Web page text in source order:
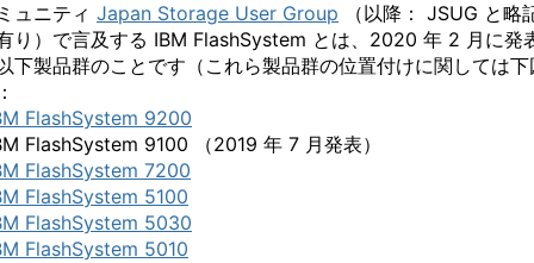
ュニティ Japan Storage User Group （以降： JSUG と略
り）で言及する IBM FlashSystem とは、2020 年 2 月に発
下製品群のことです（これら製品群の位置付けに関しては下
FlashSystem 9200
FlashSystem 9100 （2019 年 7 月発表）
FlashSystem 7200
FlashSystem 5100
FlashSystem 5030
FlashSystem 5010